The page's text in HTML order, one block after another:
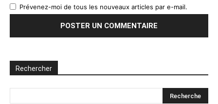
Prévenez-moi de tous les nouveaux articles par e-mail.
Rechercher